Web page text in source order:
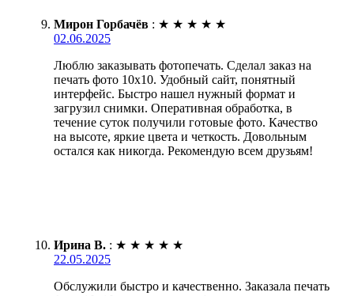
Мирон Горбачёв : ★ ★ ★ ★ ★
02.06.2025
Люблю заказывать фотопечать. Сделал заказ на
печать фото 10х10. Удобный сайт, понятный
интерфейс. Быстро нашел нужный формат и
загрузил снимки. Оперативная обработка, в
течение суток получили готовые фото. Качество
на высоте, яркие цвета и четкость. Довольным
остался как никогда. Рекомендую всем друзьям!
Ирина В. : ★ ★ ★ ★ ★
22.05.2025
Обслужили быстро и качественно. Заказала печать